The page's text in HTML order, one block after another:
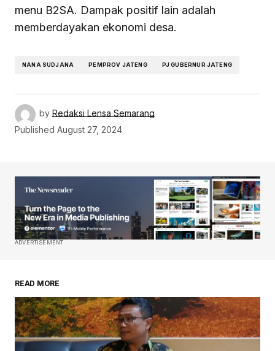
menu B2SA. Dampak positif lain adalah
memberdayakan ekonomi desa.
NANA SUDJANA PEMPROV JATENG PJ GUBERNUR JATENG
by Redaksi Lensa Semarang
Published August 27, 2024
ADVERTISEMENT
READ MORE